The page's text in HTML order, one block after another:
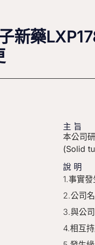
新藥
主旨
本公司
(Solid
說明
1.事實
2.公司
3.與公
4.相互